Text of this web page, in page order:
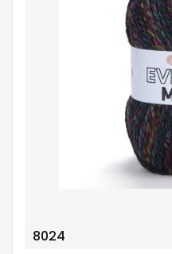
8024